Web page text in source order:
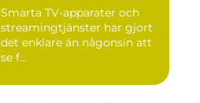
Smarta TV-apparater och
streamingtjänster har gjort
det enklare än någonsin att
se f...